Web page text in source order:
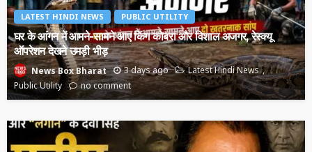
LATEST HINDI NEWS PUBLIC UTILITY
घर के आंगन में आमने-सामने आए किंग कोबरा और विशाल अजगर, रेस्क्यू
ऑपरेशन देखने उमड़ी भीड़
News Box Bharat 3 days ago
Latest Hindi News
Public Utility
no comment